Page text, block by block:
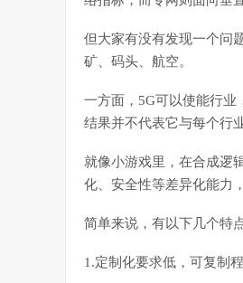
但大家有没有发现一个问
矿、码头、航空。
一方面，5G可以使能行
结果并不代表它与每个行
就像小游戏里，在合成逻
化、安全性等差异化能力
简单来说，有以下几个特
1.定制化要求低，可复制程